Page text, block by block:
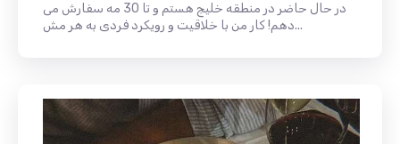
در حال حاضر در منطقه خلیج هستم و تا 30 مه سفارش می
دهم! کار من با خلاقیت و رویکرد فردی به هر مش...